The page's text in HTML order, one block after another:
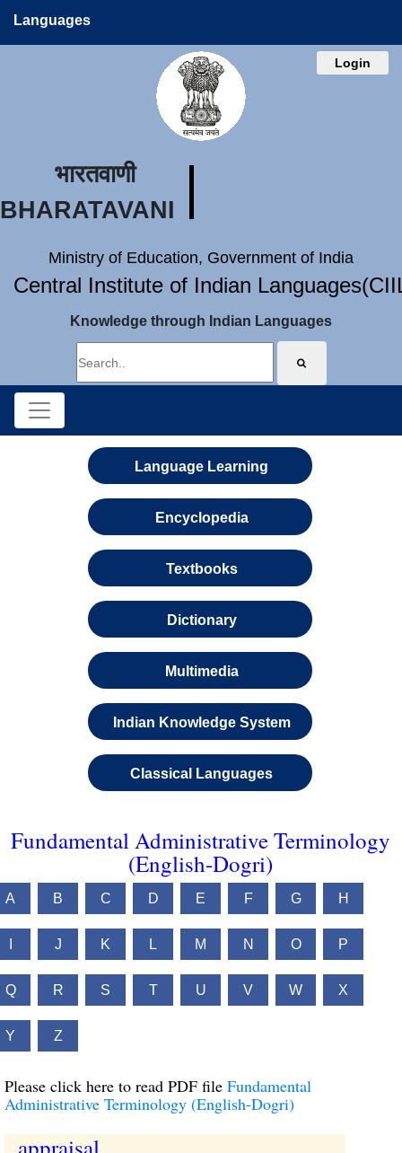
Languages
Login
भारतवाणी
BHARATAVANI
Ministry of Education, Government of India
Central Institute of Indian
Knowledge through Indian Languages
Language Learning
Encyclopedia
Textbooks
Dictionary
Multimedia
Indian Knowledge System
Classical Languages
Fundamental Administrative Terminology
(English-Dogri)
A B C D E F G H
J K L M N O P
Q R S T U V W X
Y Z
Please click here to read PDF file Fundamental
Administrative Terminology (English-Dogri)